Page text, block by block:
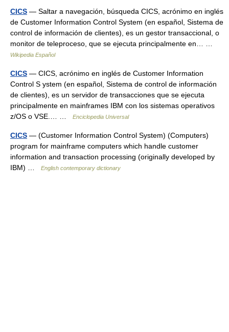
CICS — Saltar a navegación, búsqueda CICS, acrónimo en inglés
de Customer Information Control System (en español, Sistema de
control de información de clientes), es un gestor transaccional, o
monitor de teleproceso, que se ejecuta principalmente en… …
Wikipedia Español
CICS — CICS, acrónimo en inglés de Customer Information
Control S ystem (en español, Sistema de control de información
de clientes), es un servidor de transacciones que se ejecuta
principalmente en mainframes IBM con los sistemas operativos
z/OS o VSE.… …
Enciclopedia Universal
CICS — (Customer Information Control System) (Computers)
program for mainframe computers which handle customer
information and transaction processing (originally developed by
IBM) …
English contemporary dictionary